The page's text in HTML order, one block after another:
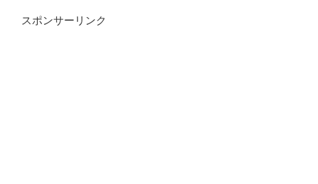
スポンサーリンク